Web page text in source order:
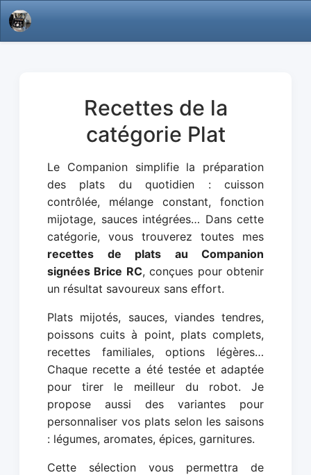
Recettes de la
catégorie Plat
Le Companion simplifie la préparation
des plats du quotidien : cuisson
contrôlée, mélange constant, fonction
mijotage, sauces intégrées… Dans cette
catégorie, vous trouverez toutes mes
recettes de plats au Companion
signées Brice RC, conçues pour obtenir
un résultat savoureux sans effort.
Plats mijotés, sauces, viandes tendres,
poissons cuits à point, plats complets,
recettes familiales, options légères…
Chaque recette a été testée et adaptée
pour tirer le meilleur du robot. Je
propose aussi des variantes pour
personnaliser vos plats selon les saisons
: légumes, aromates, épices, garnitures.
Cette sélection vous permettra de